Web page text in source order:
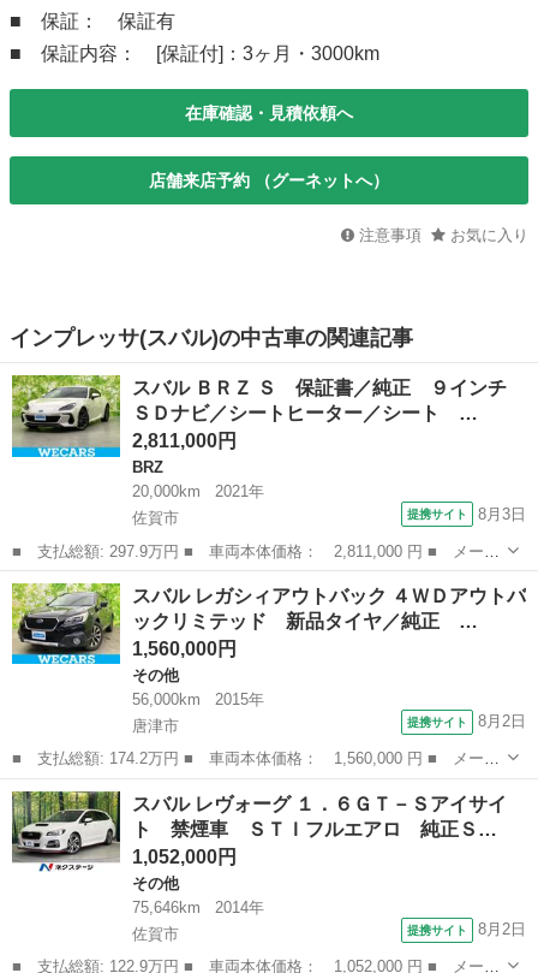
■ 保証： 保証有
■ 保証内容： [保証付]：3ヶ月・3000km
在庫確認・見積依頼へ
店舗来店予約 （グーネットへ）
注意事項 お気に入り
インプレッサ(スバル)の中古車の関連記事
スバル ＢＲＺ Ｓ 保証書／純正 ９インチ
ＳＤナビ／シートヒーター／シート …
2,811,000円
BRZ
20,000km
2021年
佐賀市
提携サイト 8月3日
■ 支払総額: 297.9万円 ■ 車両本体価格： 2,811,000 円 ■ メーカ
ー名： スバル ■ 車種名： ＢＲＺ ■ グレード名： Ｓ 保証書
／純正 ９インチ ＳＤナビ／シートヒーター／シート ハーフレザ
ー／ドラ...
佐賀 佐賀市
スバル レガシィアウトバック ４ＷＤアウトバ
ックリミテッド 新品タイヤ／純正 …
1,560,000円
その他
56,000km
2015年
唐津市
提携サイト 8月2日
■ 支払総額: 174.2万円 ■ 車両本体価格： 1,560,000 円 ■ メーカ
ー名： スバル ■ 車種名： レガシィアウトバック ■ グレード
名： ４ＷＤアウトバックリミテッド 新品タイヤ／純正 ＳＤナビ
／衝突安全...
佐賀 唐津市
スバル レヴォーグ １．６ＧＴ－Ｓアイサイ
ト 禁煙車 ＳＴＩフルエアロ 純正Ｓ…
1,052,000円
その他
75,646km
2014年
佐賀市
提携サイト 8月2日
■ 支払総額: 122.9万円 ■ 車両本体価格： 1,052,000 円 ■ メーカ